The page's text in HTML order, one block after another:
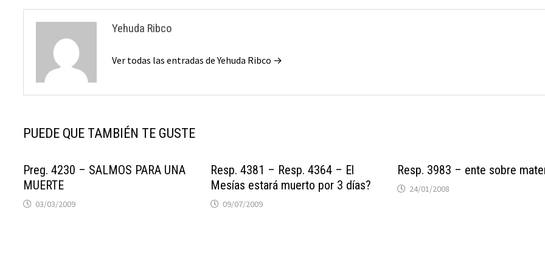
Yehuda Ribco
Ver todas las entradas de Yehuda Ribco →
PUEDE QUE TAMBIÉN TE GUSTE
Preg. 4230 – SALMOS PARA UNA
MUERTE
03/03/2009
Resp. 4381 – Resp. 4364 – El
Mesías estará muerto por 3 días?
09/07/2009
Resp. 3983 – ente sobre
24/01/2008